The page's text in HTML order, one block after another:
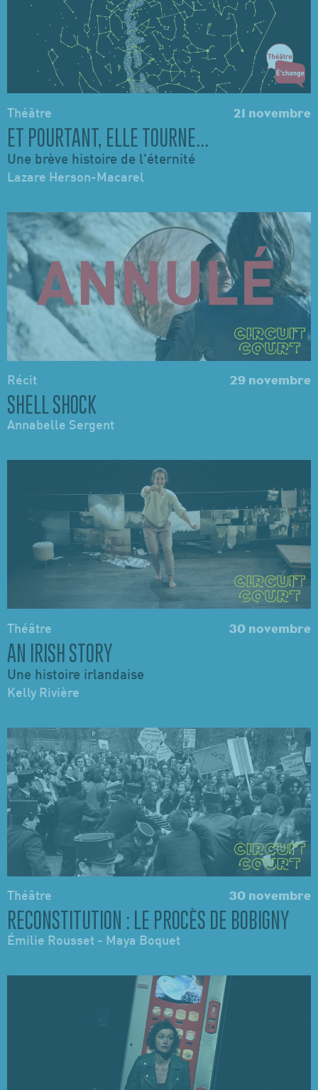
Théâtre 21 novembre
ET POURTANT, ELLE TOURNE...
Une brève histoire de l'éternité
Lazare Herson-Macarel
Récit 29 novembre
SHELL SHOCK
Annabelle Sergent
Théâtre 30 novembre
AN IRISH STORY
Une histoire irlandaise
Kelly Rivière
Théâtre 30 novembre
RECONSTITUTION : LE PROCÈS DE BOBIGNY
Émilie Rousset - Maya Boquet